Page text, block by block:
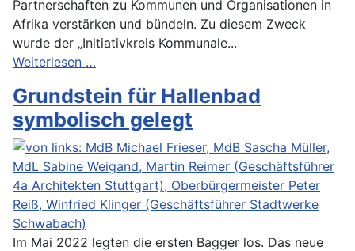
Partnerschaften zu Kommunen und Organisationen in
Afrika verstärken und bündeln. Zu diesem Zweck
wurde der „Initiativkreis Kommunale...
Weiterlesen …
Grundstein für Hallenbad
symbolisch gelegt
Im Mai 2022 legten die ersten Bagger los. Das neue